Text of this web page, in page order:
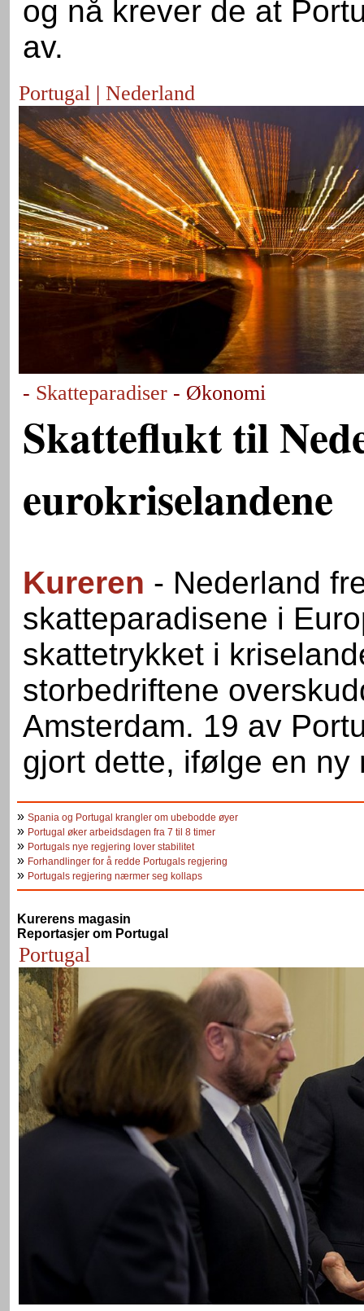
og nå krever de at
av.
Portugal| Nederland
- Skatteparadiser- Økonomi
Skatteflukt til
eurokriselandene
Kureren - Nederland
skatteparadisene i
skattetrykket i
storbedriftene
Amsterdam. 19 av
gjort dette, ifølge en ny
» Spania og Portugal krangler om ubebodde øyer
» Portugal øker arbeidsdagen fra 7 til 8 timer
» Portugals nye regjering lover stabilitet
» Forhandlinger for å redde Portugals regjering
» Portugals regjering nærmer seg kollaps
Kurerens magasin
Reportasjer om Portugal
Portugal